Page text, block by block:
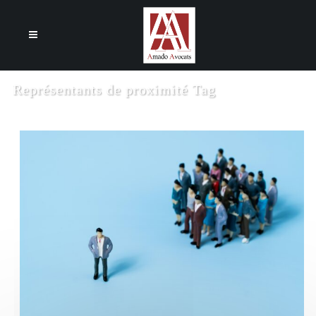
Représentants de proximité Tag